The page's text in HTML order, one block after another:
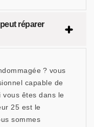
réparer
? vous
capable de
êtes dans le
25 est le
sommes